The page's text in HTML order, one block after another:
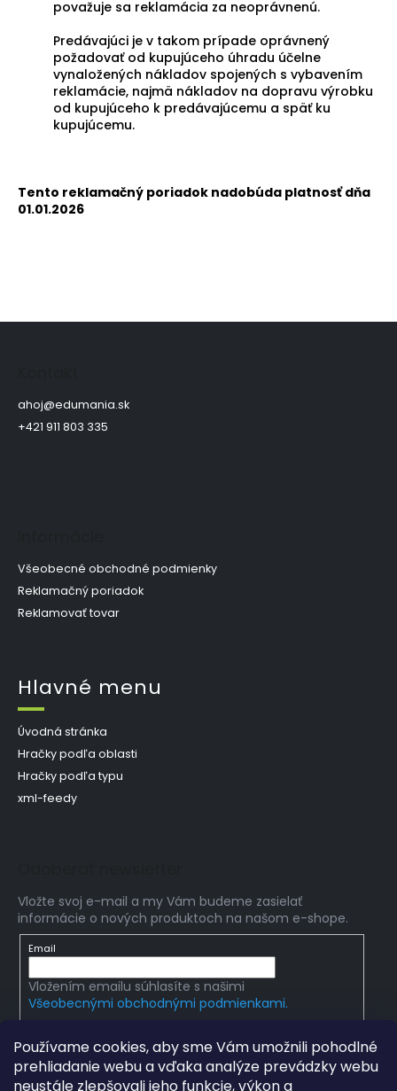
Používame cookies, aby sme Vám umožnili pohodlné
prehliadanie webu a vďaka analýze prevádzky webu
neustále zlepšovali jeho funkcie, výkon a
považuje sa reklamácia za neoprávnenú.
Predávajúci je v takom prípade oprávnený
požadovať od kupujúceho úhradu účelne
vynaložených nákladov spojených s vybavením
reklamácie, najmä nákladov na dopravu výrobku
od kupujúceho k predávajúcemu a späť ku
kupujúcemu.
Tento reklamačný poriadok nadobúda platnosť dňa
01.01.2026
ahoj@edumania.sk
+421 911 803 335
Všeobecné obchodné podmienky
Reklamačný poriadok
Reklamovať tovar
Hlavné menu
Úvodná stránka
Hračky podľa oblasti
Hračky podľa typu
xml-feedy
Vložte svoj e-mail a my Vám budeme zasielať
informácie o nových produktoch na našom e-shope.
Email
Vložením emailu súhlasíte s našimi
Všeobecnými obchodnými podmienkami.